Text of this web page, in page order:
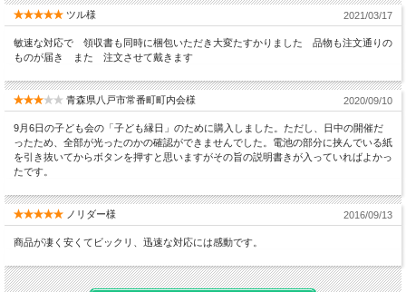
ツル様 2021/03/17
敏速な対応で 領収書も同時に梱包いただき大変たすかりました 品物も注文通りの
ものが届き また 注文させて戴きます
青森県八戸市常番町町内会様 2020/09/10
9月6日の子ども会の「子ども縁日」のために購入しました。ただし、日中の開催だ
ったため、全部が光ったのかの確認ができませんでした。電池の部分に挟んでいる紙
を引き抜いてからボタンを押すと思いますがその旨の説明書きが入っていればよかっ
たです。
ノリダー様 2016/09/13
商品が凄く安くてビックリ、迅速な対応には感動です。